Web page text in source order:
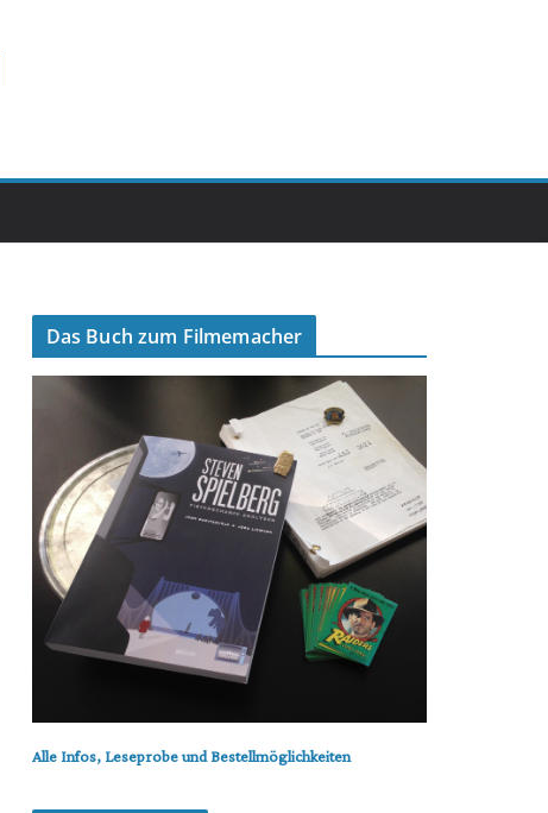
Das Buch zum Filmemacher
Alle Infos, Leseprobe und Bestellmöglichkeiten